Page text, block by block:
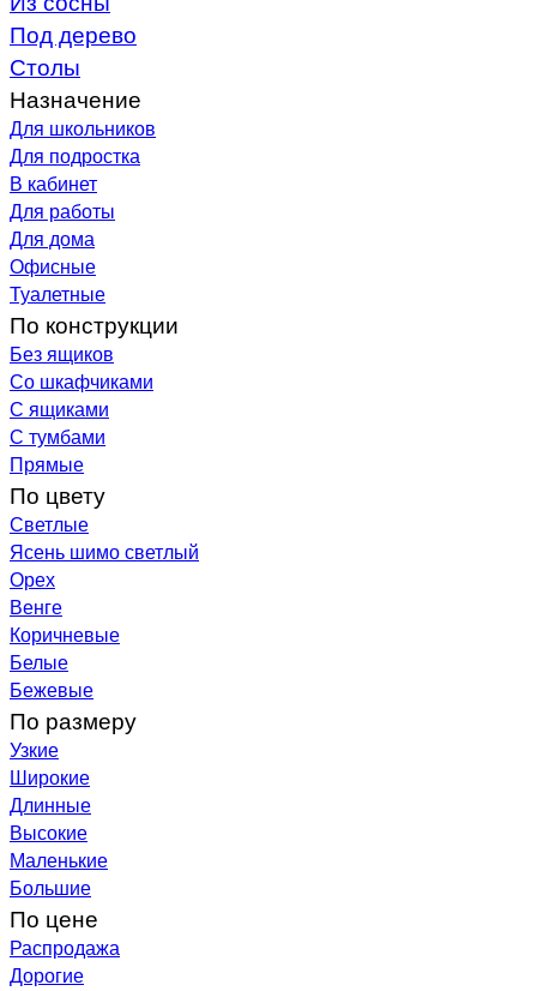
Под дерево
Столы
Назначение
Для школьников
Для подростка
В кабинет
Для работы
Для дома
Офисные
Туалетные
По конструкции
Без ящиков
Со шкафчиками
С ящиками
С тумбами
Прямые
По цвету
Светлые
Ясень шимо светлый
Орех
Венге
Коричневые
Белые
Бежевые
По размеру
Узкие
Широкие
Длинные
Высокие
Маленькие
Большие
По цене
Распродажа
Дорогие